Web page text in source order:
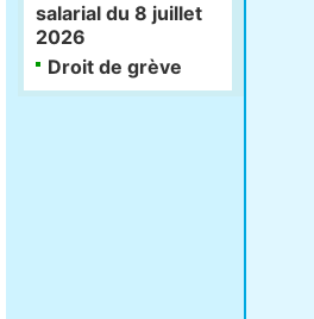
salarial du 8 juillet
2026
Droit de grève